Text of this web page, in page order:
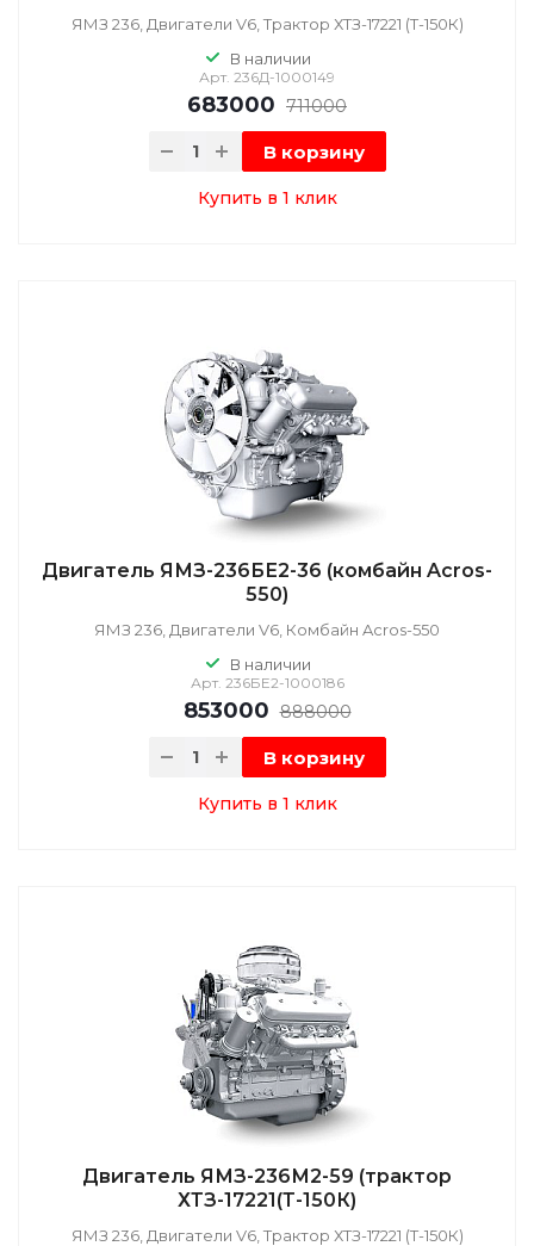
ЯМЗ 236, Двигатели V6, Трактор ХТЗ-17221 (Т-150К)
В наличии
Арт. 236Д-1000149
683000 711000
В корзину
Купить в 1 клик
Двигатель ЯМЗ-236БЕ2-36 (комбайн Acros-
550)
ЯМЗ 236, Двигатели V6, Комбайн Acros-550
В наличии
Арт. 236БЕ2-1000186
853000 888000
В корзину
Купить в 1 клик
Двигатель ЯМЗ-236М2-59 (трактор
ХТЗ-17221(Т-150К)
ЯМЗ 236, Двигатели V6, Трактор ХТЗ-17221 (Т-150К)